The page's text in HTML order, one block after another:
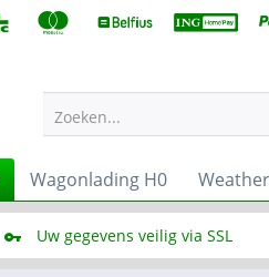
Zoeken...
Wagonlading H0
Uw gegevens veilig via SSL